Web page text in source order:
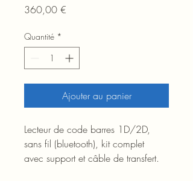
360,00 €
Quantité *
Ajouter au panier
Lecteur de code barres 1D/2D,
sans fil (bluetooth), kit complet
avec support et câble de transfert.